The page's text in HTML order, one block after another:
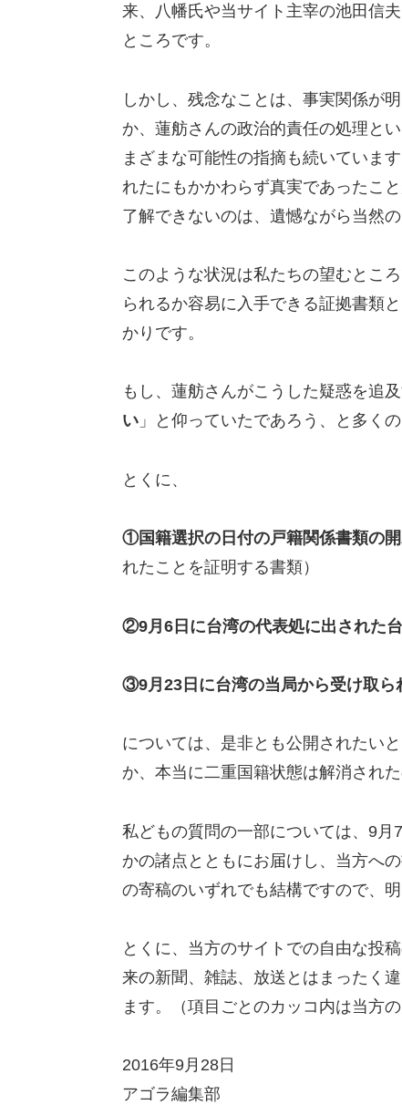
来、八幡氏や当サイト主宰の池田信
ところです。
しかし、残念なことは、事実関係が
か、蓮舫さんの政治的責任の処理と
まざまな可能性の指摘も続いていま
れたにもかかわらず真実であったこ
了解できないのは、遺憾ながら当然の
このような状況は私たちの望むとこ
られるか容易に入手できる証拠書類
かりです。
もし、蓮舫さんがこうした疑惑を追
い」と仰っていたであろう、と多く
とくに、
①国籍選択の日付の戸籍関係書類の
れたことを証明する書類）
②9月6日に台湾の代表処に出された
③9月23日に台湾の当局から受け取ら
については、是非とも公開されたい
か、本当に二重国籍状態は解消され
私どもの質問の一部については、9
かの諸点とともにお届けし、当方へ
の寄稿のいずれでも結構ですので、
とくに、当方のサイトでの自由な投
来の新聞、雑誌、放送とはまったく
ます。（項目ごとのカッコ内は当方の
2016年9月28日
アゴラ編集部